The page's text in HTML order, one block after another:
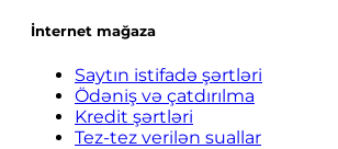
İnternet mağaza
Saytın istifadə şərtləri
Ödəniş və çatdırılma
Kredit şərtləri
Tez-tez verilən suallar